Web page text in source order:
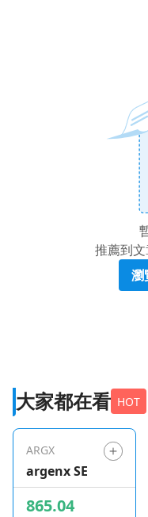
推薦到
瀏
大家都在看 HOT
ARGX
argenx SE
865.04